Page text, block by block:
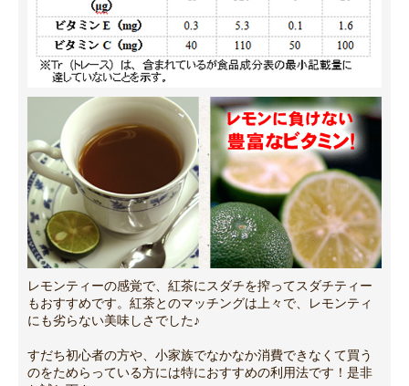
レモンティーの感覚で、紅茶にスダチを搾ってスダチティー
もおすすめです。紅茶とのマッチングは上々で、レモンティ
にも劣らない美味しさでした♪
すだち初心者の方や、小家族でなかなか消費できなくて買う
のをためらっている方には特におすすめの利用法です！是非